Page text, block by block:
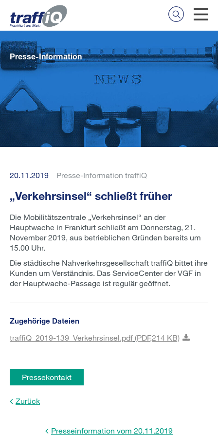
Presse-Information
20.11.2019 Presse-Information traffiQ
„Verkehrsinsel“ schließt früher
Die Mobilitätszentrale „Verkehrsinsel“ an der
Hauptwache in Frankfurt schließt am Donnerstag, 21.
November 2019, aus betrieblichen Gründen bereits um
15.00 Uhr.
Die städtische Nahverkehrsgesellschaft traffiQ bittet ihre
Kunden um Verständnis. Das ServiceCenter der VGF in
der Hauptwache-Passage ist regulär geöffnet.
Zugehörige Dateien
traffiQ_2019-139_Verkehrsinsel.pdf (PDF,214 KB)
Pressekontakt
Zurück
Presseinformation vom 20.11.2019